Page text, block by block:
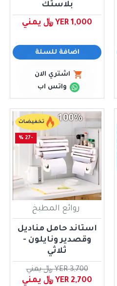
بلاستك
YER 1,000 ﷼ يمني
اضافة للسلة
اشتري الان
واتس اب
تخفيضات
-27 %
روائع المطبخ
استاند حامل مناديل
وقصدير ونايلون -
ثلاثي
YER 2,700 ﷼ يمني
YER 3,700 ﷼ يمني